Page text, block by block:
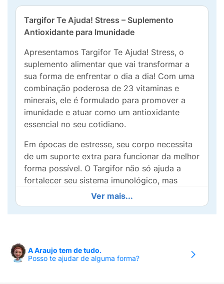
Targifor Te Ajuda! Stress – Suplemento
Antioxidante para Imunidade
Apresentamos Targifor Te Ajuda! Stress, o
suplemento alimentar que vai transformar a
sua forma de enfrentar o dia a dia! Com uma
combinação poderosa de 23 vitaminas e
minerais, ele é formulado para promover a
imunidade e atuar como um antioxidante
essencial no seu cotidiano.
Em épocas de estresse, seu corpo necessita
de um suporte extra para funcionar da melhor
forma possível. O Targifor não só ajuda a
fortalecer seu sistema imunológico, mas
também proporciona energia e vitalidade,
para que você possa lidar com os desafios
diários com mais leveza e saúde.
tornam este suplemento fácil de consumir,
ideal para incluir na sua rotina de forma
Ver mais...
A Araujo tem de tudo.
Posso te ajudar de alguma forma?